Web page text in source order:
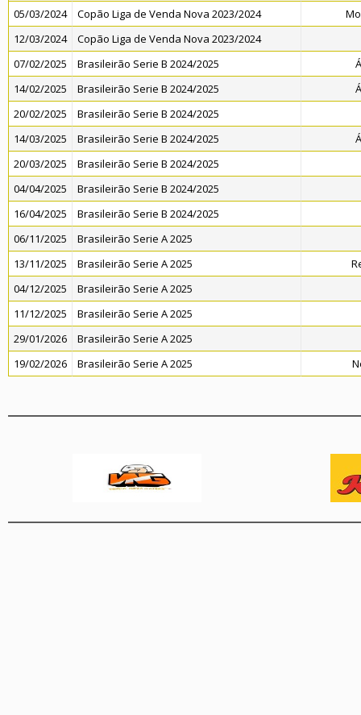
05/03/2024
Copão Liga de Venda Nova 2023/2024
12/03/2024
Copão Liga de Venda Nova 2023/2024
07/02/2025
Brasileirão Serie B 2024/2025
14/02/2025
Brasileirão Serie B 2024/2025
20/02/2025
Brasileirão Serie B 2024/2025
14/03/2025
Brasileirão Serie B 2024/2025
20/03/2025
Brasileirão Serie B 2024/2025
04/04/2025
Brasileirão Serie B 2024/2025
16/04/2025
Brasileirão Serie B 2024/2025
06/11/2025
Brasileirão Serie A 2025
13/11/2025
Brasileirão Serie A 2025
04/12/2025
Brasileirão Serie A 2025
11/12/2025
Brasileirão Serie A 2025
29/01/2026
Brasileirão Serie A 2025
19/02/2026
Brasileirão Serie A 2025